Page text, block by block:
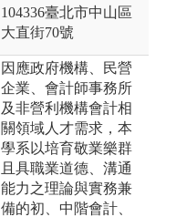
104336臺北市中山區
大直街70號
因應政府機構、民營
企業、會計師事務所
及非營利機構會計相
關領域人才需求，本
學系以培育敬業樂群
且具職業道德、溝通
能力之理論與實務兼
備的初、中階會計、